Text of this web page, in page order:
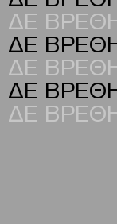
ΔΕ
ΔΕ
ΔΕ
ΔΕ
ΔΕ